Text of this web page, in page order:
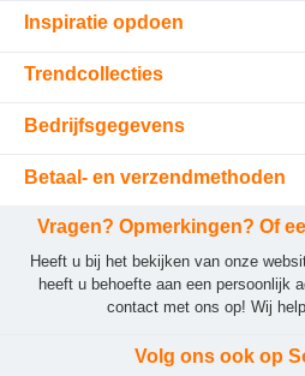
Inspiratie opdoen
Trendcollecties
Bedrijfsgegevens
Betaal- en verzendmethoden
Vragen? Opmerkingen? Of
Heeft u bij het bekijken van onze
heeft u behoefte aan een persoonlijk
contact met ons op! Wij
Volg ons ook op